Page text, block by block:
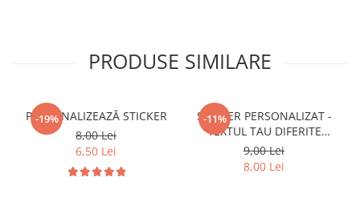
STICKERE PERSONALIZATE
CARTI DE VIZITA
ECHIPAMENT DE LUCRU
PERSONALIZAT
PLACUTE INFORMATIVE
PRODUSE SIMILARE
-19%
PERSONALIZEAZĂ STICKER
8,00 Lei
6,50 Lei
-11%
STICKER PERSONALIZAT -
TEXTUL TAU DIFERITE
FONTURI
9,00 Lei
8,00 Lei